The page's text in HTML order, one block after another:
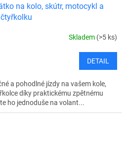
na kolo, skútr, motocykl a
čtyřkolku
Skladem (>5 ks)
DETAIL
a pohodlné jízdy na vašem kole,
díky praktickému zpětnému
ho jednoduše na volant...